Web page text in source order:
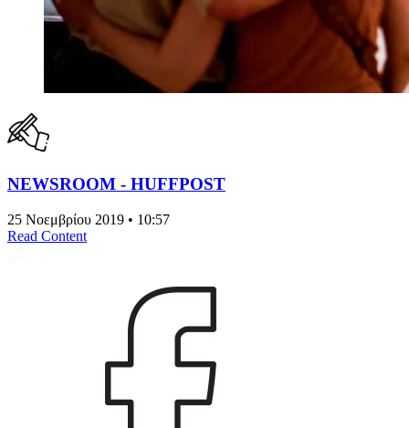
NEWSROOM - HUFFPOST
25 Νοεμβρίου 2019 • 10:57
Read Content